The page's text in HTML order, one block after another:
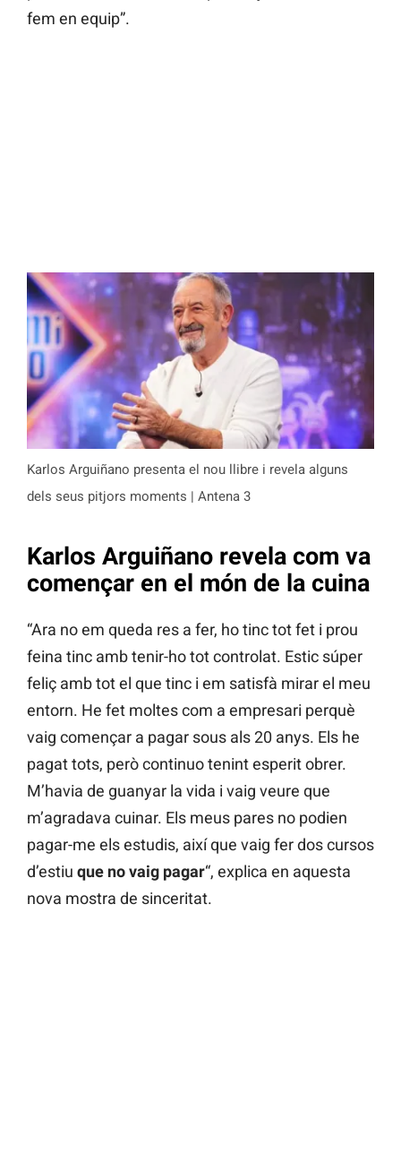
fem en equip”.
Karlos Arguiñano presenta el nou llibre i revela alguns
dels seus pitjors moments | Antena 3
Karlos Arguiñano revela com va
començar en el món de la cuina
“Ara no em queda res a fer, ho tinc tot fet i prou
feina tinc amb tenir-ho tot controlat. Estic súper
feliç amb tot el que tinc i em satisfà mirar el meu
entorn. He fet moltes com a empresari perquè
vaig començar a pagar sous als 20 anys. Els he
pagat tots, però continuo tenint esperit obrer.
M’havia de guanyar la vida i vaig veure que
m’agradava cuinar. Els meus pares no podien
pagar-me els estudis, així que vaig fer dos cursos
d’estiu que no vaig pagar“, explica en aquesta
nova mostra de sinceritat.